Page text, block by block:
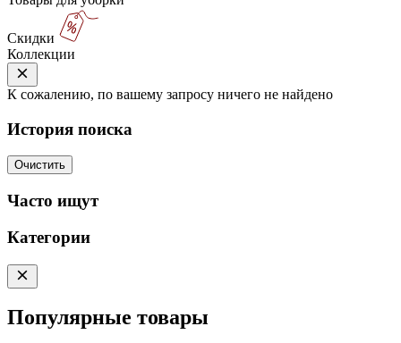
Скидки
Коллекции
К сожалению, по вашему запросу ничего не найдено
История поиска
Очистить
Часто ищут
Категории
Популярные товары